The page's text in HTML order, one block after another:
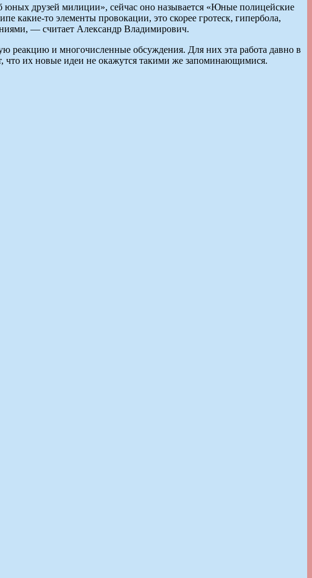
юных друзей милиции», сейчас оно называется «Юные полицейские
какие-то элементы провокации, это скорее гротеск, гипербола,
— считает Александр Владимирович.
реакцию и многочисленные обсуждения. Для них эта работа давно в
что их новые идеи не окажутся такими же запоминающимися.